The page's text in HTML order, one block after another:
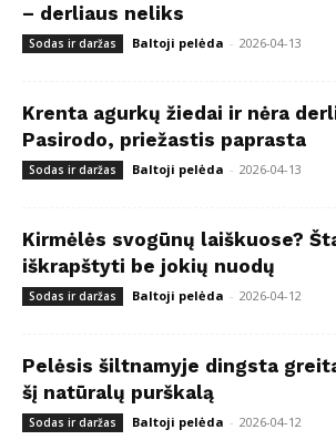
– derliaus neliks
Sodas ir daržas Baltoji pelėda - 2026-04-13
Krenta agurkų žiedai ir nėra
Pasirodo, priežastis paprasta
Sodas ir daržas Baltoji pelėda - 2026-04-13
Kirmėlės svogūnų laiškuose?
iškrapštyti be jokių nuodų
Sodas ir daržas Baltoji pelėda - 2026-04-12
Pelėsis šiltnamyje dingsta
šį natūralų purškalą
Sodas ir daržas Baltoji pelėda - 2026-04-12